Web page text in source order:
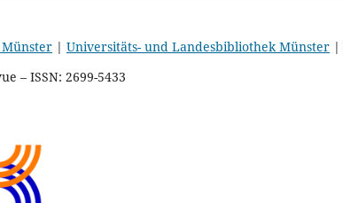
Münster | Universitäts- und Landesbibliothek Münster |
– ISSN: 2699-5433